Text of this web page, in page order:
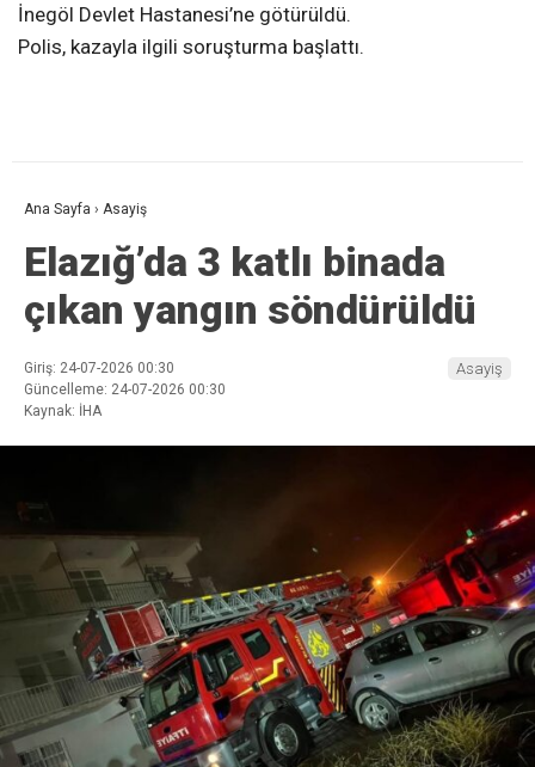
İnegöl Devlet Hastanesi’ne götürüldü.
Polis, kazayla ilgili soruşturma başlattı.
Ana Sayfa › Asayiş
Elazığ’da 3 katlı binada
çıkan yangın söndürüldü
Giriş: 24-07-2026 00:30
Güncelleme: 24-07-2026 00:30
Kaynak: İHA
Asayiş